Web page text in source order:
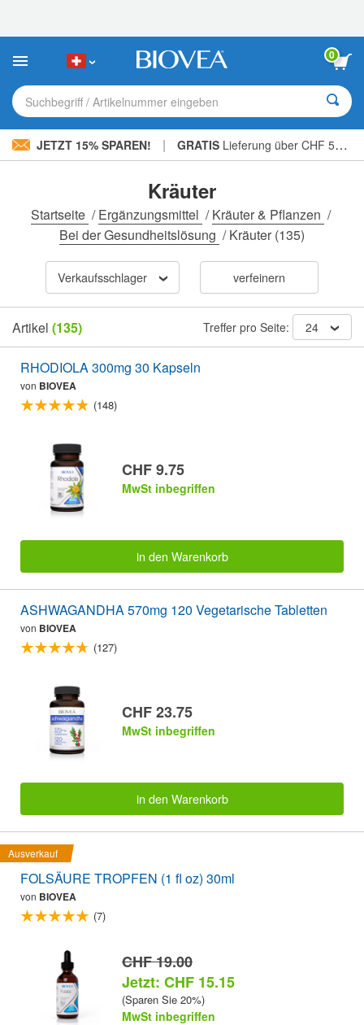
Sie:
Website
ein
Barrierefreiheitssystem.
0
Suchbegriff / Artikelnummer eingeben
JETZT 15% SPAREN! | GRATIS Lieferung über CHF 56.00 »
Kräuter
Startseite /Ergänzungsmittel /Kräuter & Pflanzen /
Bei der Gesundheitslösung /Kräuter (135)
Verkaufsschlager verfeinern
Artikel (135) Treffer pro Seite: 24
RHODIOLA 300mg 30 Kapseln
von BIOVEA
(148)
CHF 9.75
MwSt inbegriffen
in den Warenkorb
ASHWAGANDHA 570mg 120 Vegetarische Tabletten
von BIOVEA
(127)
CHF 23.75
MwSt inbegriffen
in den Warenkorb
Ausverkauf
FOLSÄURE TROPFEN (1 fl oz) 30ml
von BIOVEA
(7)
CHF 19.00
Jetzt: CHF 15.15
(Sparen Sie 20%)
MwSt inbegriffen